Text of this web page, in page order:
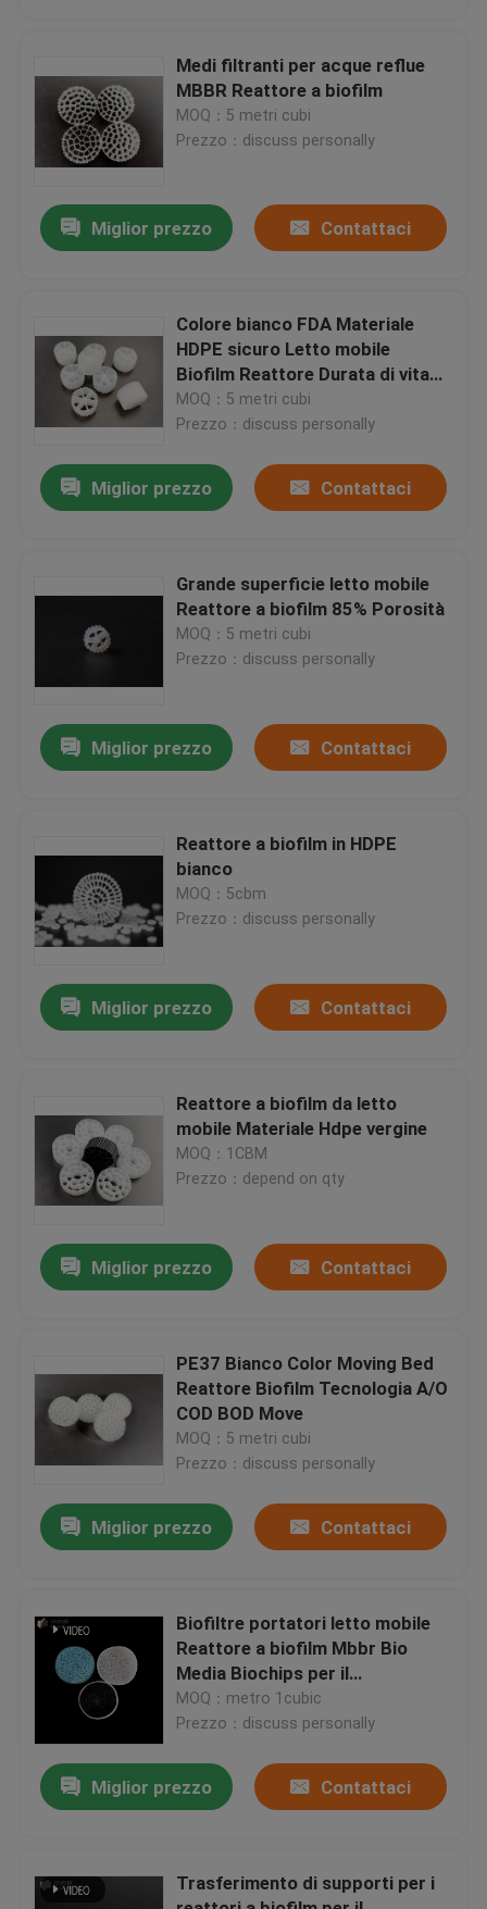
Casa
Circa noi
Controllo di qualità
Contattici
blog
Richieda una citazione
Bio- media di MBBR
Medi filtranti per acque reflue
MBBR Reattore a biofilm
MOQ：5 metri cubi
Prezzo：discuss personally
Miglior prezzo Contattaci
Colore bianco FDA Materiale
HDPE sicuro Letto mobile
Biofilm Reattore Durata di vita
15 anni
MOQ：5 metri cubi
Prezzo：discuss personally
Miglior prezzo Contattaci
Grande superficie letto mobile
Reattore a biofilm 85% Porosità
MOQ：5 metri cubi
Prezzo：discuss personally
Miglior prezzo Contattaci
Reattore a biofilm in HDPE
bianco
MOQ：5cbm
Prezzo：discuss personally
Miglior prezzo Contattaci
Reattore a biofilm da letto
mobile Materiale Hdpe vergine
MOQ：1CBM
Prezzo：depend on qty
Miglior prezzo Contattaci
PE37 Bianco Color Moving Bed
Reattore Biofilm Tecnologia A/O
COD BOD Move
MOQ：5 metri cubi
Prezzo：discuss personally
Miglior prezzo Contattaci
Biofiltre portatori letto mobile
Reattore a biofilm Mbbr Bio
Media Biochips per il
trattamento dell'acqua
MOQ：metro 1cubic
Prezzo：discuss personally
Miglior prezzo Contattaci
Trasferimento di supporti per i